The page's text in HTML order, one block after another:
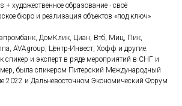
+ художественное образование - своё
бюро и реализация объектов «под ключ»
ДомКлик, Циан, Втб, Миц, Пик,
AVAgroup, Центр-Инвест, Хофф и другие.
спикер и эксперт в ряде мероприятий в СНГ и
была спикером Питерский Международный
2022 и Дальневосточном Экономический Форум